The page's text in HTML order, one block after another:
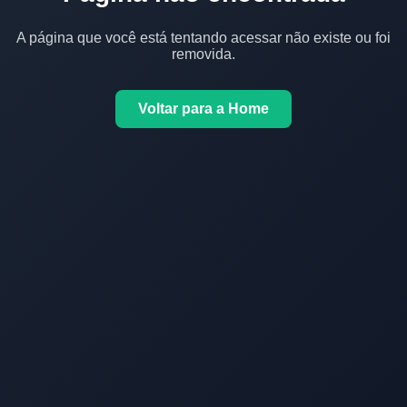
A página que você está tentando acessar não existe ou foi
removida.
Voltar para a Home